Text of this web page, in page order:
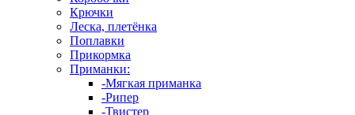
Крючки
Леска, плетёнка
Поплавки
Прикормка
Приманки:
-Мягкая приманка
-Рипер
-Твистер